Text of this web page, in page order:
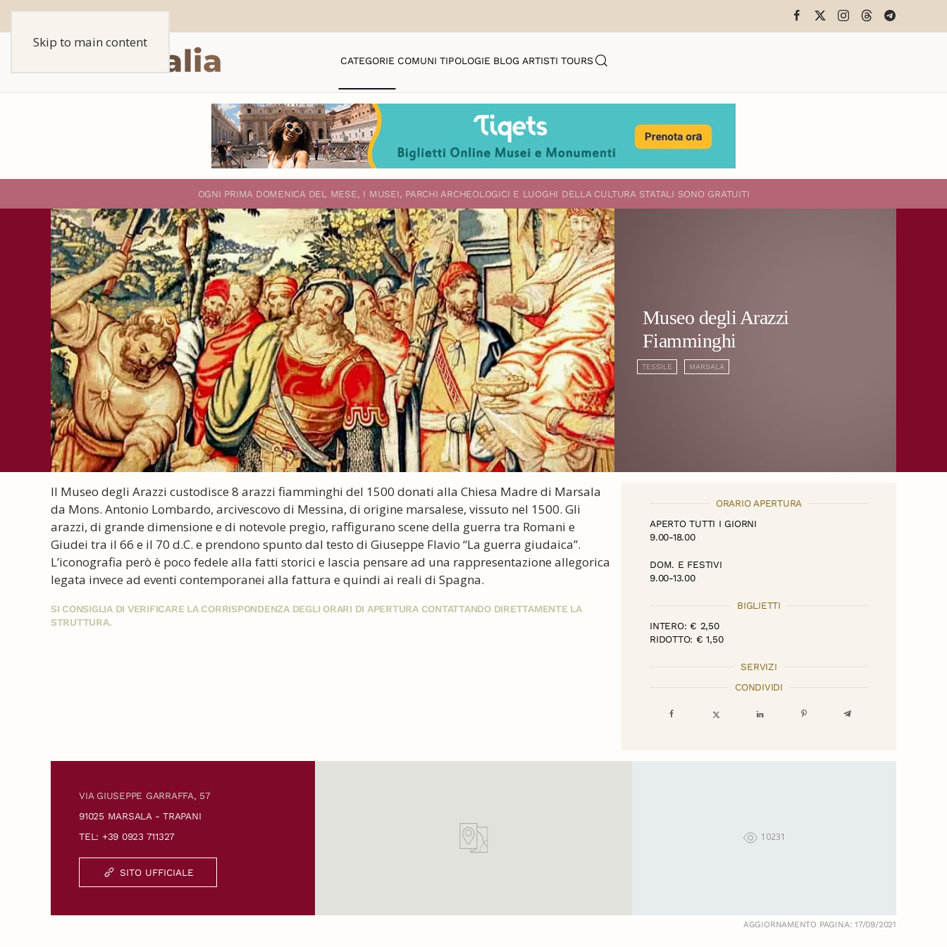
Skip to main content
CATEGORIE COMUNI TIPOLOGIE BLOG ARTISTI TOURS
OGNI PRIMA DOMENICA DEL MESE, I MUSEI, PARCHI ARCHEOLOGICI E LUOGHI DELLA CULTURA STATALI SONO GRATUITI
Museo degli Arazzi
Fiamminghi
TESSILE MARSALA
Il Museo degli Arazzi custodisce 8 arazzi fiamminghi del 1500 donati alla Chiesa Madre di Marsala
da Mons. Antonio Lombardo, arcivescovo di Messina, di origine marsalese, vissuto nel 1500. Gli
arazzi, di grande dimensione e di notevole pregio, raffigurano scene della guerra tra Romani e
Giudei tra il 66 e il 70 d.C. e prendono spunto dal testo di Giuseppe Flavio “La guerra giudaica”.
L’iconografia però è poco fedele alla fatti storici e lascia pensare ad una rappresentazione allegorica
legata invece ad eventi contemporanei alla fattura e quindi ai reali di Spagna.
SI CONSIGLIA DI VERIFICARE LA CORRISPONDENZA DEGLI ORARI DI APERTURA CONTATTANDO DIRETTAMENTE LA
STRUTTURA.
ORARIO APERTURA
APERTO TUTTI I GIORNI
9.00-18.00
DOM. E FESTIVI
9.00-13.00
BIGLIETTI
INTERO: € 2,50
RIDOTTO: € 1,50
SERVIZI
CONDIVIDI
VIA GIUSEPPE GARRAFFA, 57
91025 MARSALA - TRAPANI
TEL: +39 0923 711327
SITO UFFICIALE
10231
AGGIORNAMENTO PAGINA: 17/09/2021